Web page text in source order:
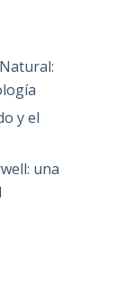
y el
una